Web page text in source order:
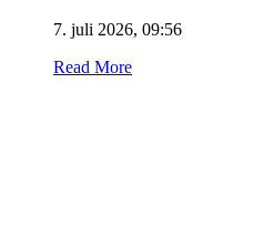
7. juli 2026, 09:56
Read More